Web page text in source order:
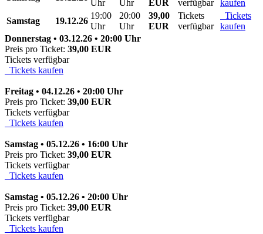
Uhr
Uhr
EUR
verfügbar
kaufen
Samstag
19.12.26
19:00
Uhr
20:00
Uhr
39,00
EUR
Tickets
verfügbar
Tickets
kaufen
Donnerstag • 03.12.26 • 20:00 Uhr
Preis pro Ticket: 39,00 EUR
Tickets verfügbar
Tickets kaufen
Freitag • 04.12.26 • 20:00 Uhr
Preis pro Ticket: 39,00 EUR
Tickets verfügbar
Tickets kaufen
Samstag • 05.12.26 • 16:00 Uhr
Preis pro Ticket: 39,00 EUR
Tickets verfügbar
Tickets kaufen
Samstag • 05.12.26 • 20:00 Uhr
Preis pro Ticket: 39,00 EUR
Tickets verfügbar
Tickets kaufen